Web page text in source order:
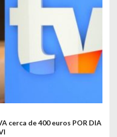
cerca de 400 euros POR DIA